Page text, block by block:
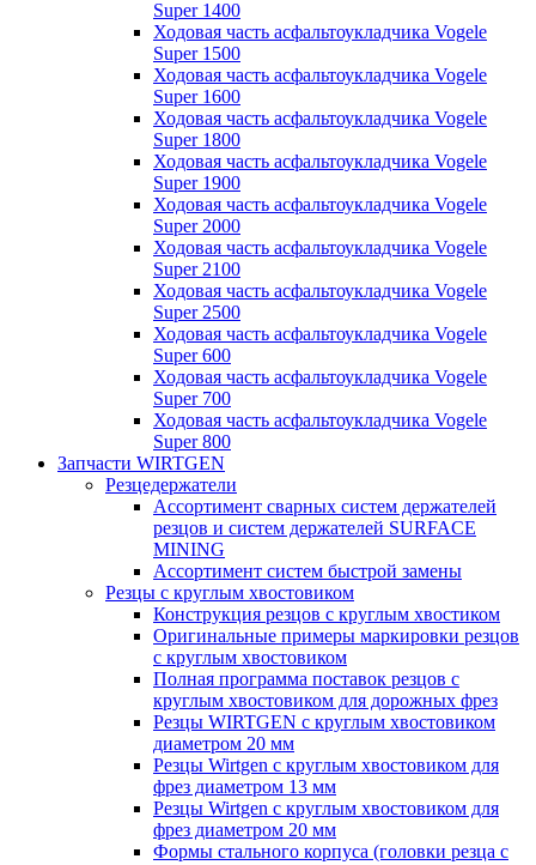
Super 1400
Ходовая часть асфальтоукладчика Vogele
Super 1500
Ходовая часть асфальтоукладчика Vogele
Super 1600
Ходовая часть асфальтоукладчика Vogele
Super 1800
Ходовая часть асфальтоукладчика Vogele
Super 1900
Ходовая часть асфальтоукладчика Vogele
Super 2000
Ходовая часть асфальтоукладчика Vogele
Super 2100
Ходовая часть асфальтоукладчика Vogele
Super 2500
Ходовая часть асфальтоукладчика Vogele
Super 600
Ходовая часть асфальтоукладчика Vogele
Super 700
Ходовая часть асфальтоукладчика Vogele
Super 800
Запчасти WIRTGEN
Резцедержатели
Ассортимент сварных систем держателей
резцов и систем держателей SURFACE
MINING
Ассортимент систем быстрой замены
Резцы с круглым хвостовиком
Конструкция резцов с круглым хвостиком
Оригинальные примеры маркировки резцов
с круглым хвостовиком
Полная программа поставок резцов с
круглым хвостовиком для дорожных фрез
Резцы WIRTGEN с круглым хвостовиком
диаметром 20 мм
Резцы Wirtgen с круглым хвостовиком для
фрез диаметром 13 мм
Резцы Wirtgen с круглым хвостовиком для
фрез диаметром 20 мм
Формы стального корпуса (головки резца с